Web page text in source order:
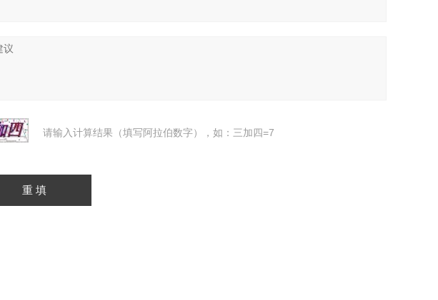
请输入计算结果（填写阿拉伯数字），如：三加四=7